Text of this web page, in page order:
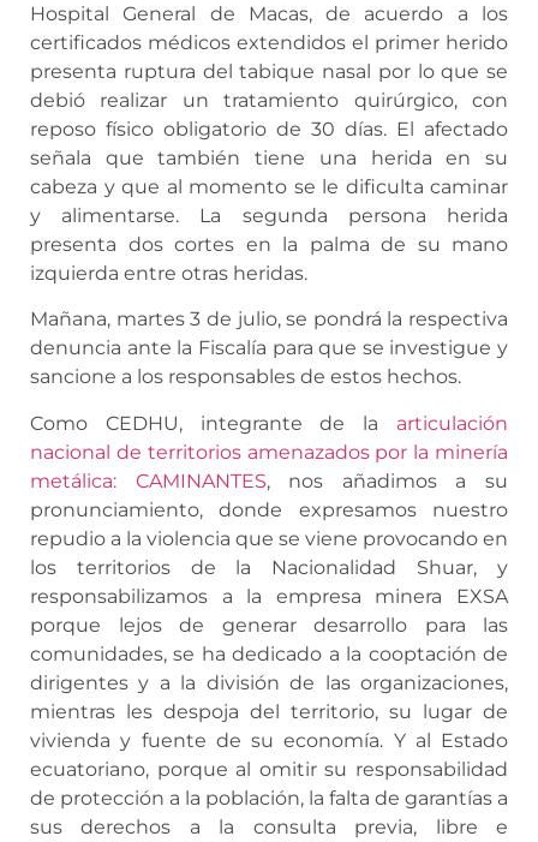
Hospital General de Macas, de acuerdo a los
certificados médicos extendidos el primer herido
presenta ruptura del tabique nasal por lo que se
debió realizar un tratamiento quirúrgico, con
reposo físico obligatorio de 30 días. El afectado
señala que también tiene una herida en su
cabeza y que al momento se le dificulta caminar
y alimentarse. La segunda persona herida
presenta dos cortes en la palma de su mano
izquierda entre otras heridas.
Mañana, martes 3 de julio, se pondrá la respectiva
denuncia ante la Fiscalía para que se investigue y
sancione a los responsables de estos hechos.
Como CEDHU, integrante de la articulación
nacional de territorios amenazados por la minería
metálica: CAMINANTES, nos añadimos a su
pronunciamiento, donde expresamos nuestro
repudio a la violencia que se viene provocando en
los territorios de la Nacionalidad Shuar, y
responsabilizamos a la empresa minera EXSA
porque lejos de generar desarrollo para las
comunidades, se ha dedicado a la cooptación de
dirigentes y a la división de las organizaciones,
mientras les despoja del territorio, su lugar de
vivienda y fuente de su economía. Y al Estado
ecuatoriano, porque al omitir su responsabilidad
de protección a la población, la falta de garantías a
sus derechos a la consulta previa, libre e